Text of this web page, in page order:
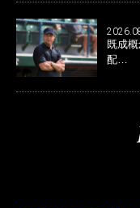
既成
配…